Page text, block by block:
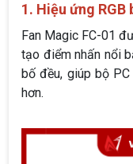
1. Hiệu ứng RGB
Fan Magic FC-01
tạo điểm nhấn nổi
bố đều, giúp bộ
hơn.